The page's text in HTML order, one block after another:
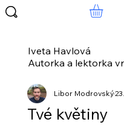
Iveta Havlová
Autorka a lektorka
Tvé květiny
Libor Modrovský